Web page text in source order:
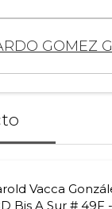
GOMEZ
Vacca
Bis A Sur # 49F